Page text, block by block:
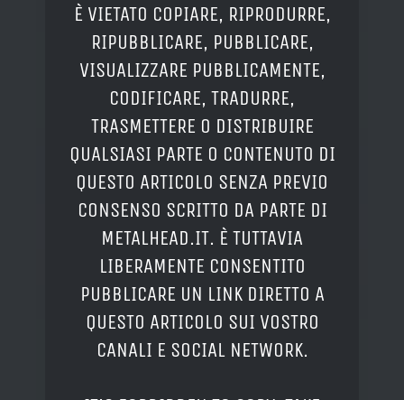
È VIETATO COPIARE, RIPRODURRE,
RIPUBBLICARE, PUBBLICARE,
VISUALIZZARE PUBBLICAMENTE,
CODIFICARE, TRADURRE,
TRASMETTERE O DISTRIBUIRE
QUALSIASI PARTE O CONTENUTO DI
QUESTO ARTICOLO SENZA PREVIO
CONSENSO SCRITTO DA PARTE DI
METALHEAD.IT. È TUTTAVIA
LIBERAMENTE CONSENTITO
PUBBLICARE UN LINK DIRETTO A
QUESTO ARTICOLO SUI VOSTRO
CANALI E SOCIAL NETWORK.